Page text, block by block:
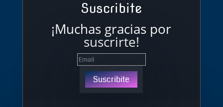
Suscribite
¡Muchas gracias por
suscrirte!
Suscribite